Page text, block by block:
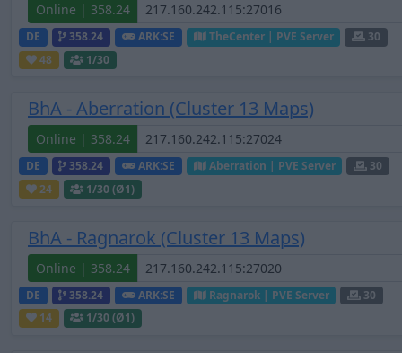
Online | 358.24
DE 358.24 ARK:SE TheCenter | PVE Server
30
48
1/30
BhA - Aberration (Cluster 13 Maps)
Online | 358.24
DE 358.24 ARK:SE Aberration | PVE Server
30
24
1/30 (Ø1)
BhA - Ragnarok (Cluster 13 Maps)
Online | 358.24
DE 358.24 ARK:SE Ragnarok | PVE Server
30
14
1/30 (Ø1)